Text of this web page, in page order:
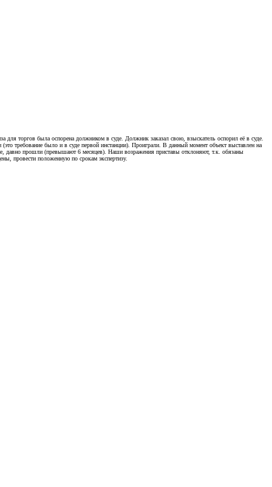
торгов была оспорена должником в суде. Должник заказал свою, взыскатель оспорил её в суде.
требование было и в суде первой инстанции). Проиграли. В данный момент объект выставлен на
давно прошли (превышают 6 месяцев). Наши возражения приставы отклоняют, т.к. обязаны
провести положенную по срокам экспертизу.